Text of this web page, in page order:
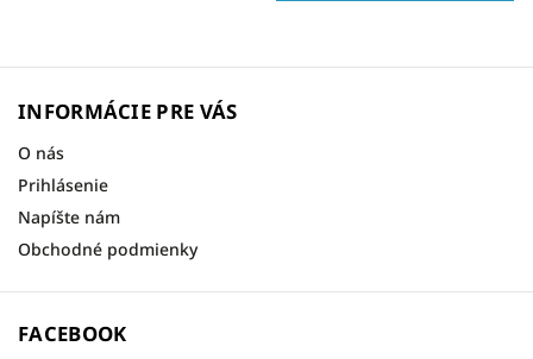
INFORMÁCIE PRE VÁS
O nás
Prihlásenie
Napíšte nám
Obchodné podmienky
FACEBOOK